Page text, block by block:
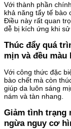
Với thành phần
khả năng tẩy tế bào
Điều này rất quan
dễ bị kích ứng khi
Thúc đẩy quá
mịn và đều màu
Với công thức đặc
bào chết mà còn
giúp da luôn sáng
nám và tàn nhang.
Giảm tình trạng
ngừa nguy cơ